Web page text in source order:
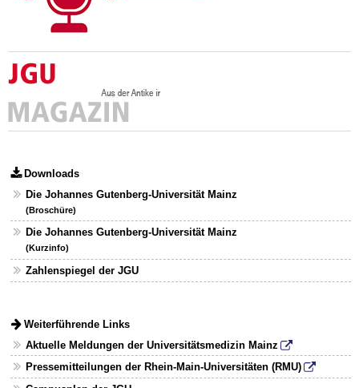
Downloads
Die Johannes Gutenberg-Universität Mainz
(Broschüre)
Die Johannes Gutenberg-Universität Mainz
(Kurzinfo)
Zahlenspiegel der JGU
Weiterführende Links
Aktuelle Meldungen der Universitätsmedizin Mainz
Pressemitteilungen der Rhein-Main-Universitäten (RMU)